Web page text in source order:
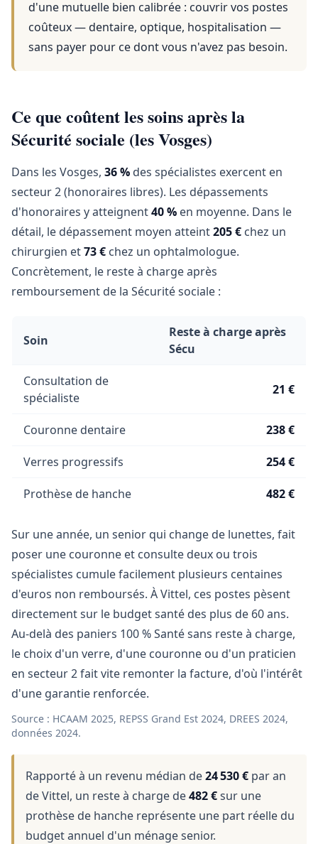
d'une mutuelle bien calibrée : couvrir vos postes
coûteux — dentaire, optique, hospitalisation —
sans payer pour ce dont vous n'avez pas besoin.
Ce que coûtent les soins après la
Sécurité sociale (les Vosges)
Dans les Vosges, 36 % des spécialistes exercent en
secteur 2 (honoraires libres). Les dépassements
d'honoraires y atteignent40 % en moyenne. Dans le
détail, le dépassement moyen atteint205 € chez un
chirurgien et73 € chez un ophtalmologue.
Concrètement, le reste à charge après
remboursement de la Sécurité sociale :
Soin
Reste à charge après
Sécu
Consultation de
spécialiste
21 €
Couronne dentaire 238 €
Verres progressifs 254 €
Prothèse de hanche 482 €
Sur une année, un senior qui change de lunettes, fait
poser une couronne et consulte deux ou trois
spécialistes cumule facilement plusieurs centaines
d'euros non remboursés. À Vittel, ces postes pèsent
directement sur le budget santé des plus de 60 ans.
Au-delà des paniers 100 % Santé sans reste à charge,
le choix d'un verre, d'une couronne ou d'un praticien
en secteur 2 fait vite remonter la facture, d'où l'intérêt
d'une garantie renforcée.
Source : HCAAM 2025, REPSS Grand Est 2024, DREES 2024,
données 2024.
Rapporté à un revenu médian de24 530 € par an
de Vittel, un reste à charge de482 €sur une
prothèse de hanche représente une part réelle du
budget annuel d'un ménage senior.